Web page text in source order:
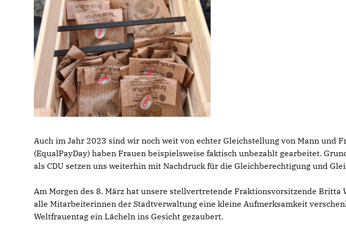
Auch im Jahr 2023 sind wir noch weit von echter Gleichstellung von Mann und
(EqualPayDay) haben Frauen beispielsweise faktisch unbezahlt gearbeitet.
als CDU setzen uns weiterhin mit Nachdruck für die Gleichberechtigung und
Am Morgen des 8. März hat unsere stellvertretende Fraktionsvorsitzende Britta
alle Mitarbeiterinnen der Stadtverwaltung eine kleine Aufmerksamkeit
Weltfrauentag ein Lächeln ins Gesicht gezaubert.